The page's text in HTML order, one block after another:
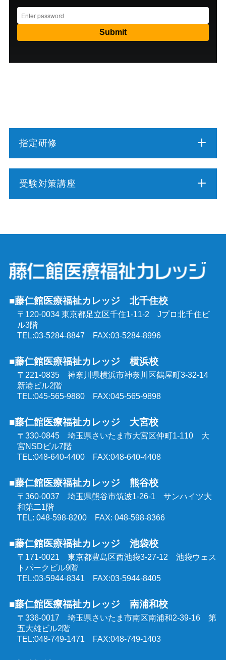
指定研修
介護予防運動指導員養成講座
行動援護従業者養成研修
強度行動障害支援者養成研修
同行援護従業者養成研修
喀痰吸引等研修
医療的ケア教員講習会
埼玉県委託 公共職業訓練
群馬県委託 公共職業訓練
東京都委託 公共職業訓練
受験対策講座
社会福祉士受験対策講座（通学コース）
精神保健福祉士受験対策講座（通学コース）
介護福祉士受験対策講座（オンラインコース）
ケアマネジャー受験対策講座（オンラインコース）
社会福祉士受験対策講座（オンラインコース）
精神保健福祉士受験対策講座（オンラインコース）
■藤仁館医療福祉カレッジ 北千住校
〒120-0034 東京都足立区千住1-11-2 Jプロ北千住ビ
ル3階
TEL:03-5284-8847 FAX:03-5284-8996
■藤仁館医療福祉カレッジ 横浜校
〒221-0835 神奈川県横浜市神奈川区鶴屋町3-32-14
新港ビル2階
TEL:045-565-9880 FAX:045-565-9898
■藤仁館医療福祉カレッジ 大宮校
〒330-0845 埼玉県さいたま市大宮区仲町1-110 大
宮NSDビル7階
TEL:048-640-4400 FAX:048-640-4408
■藤仁館医療福祉カレッジ 熊谷校
〒360-0037 埼玉県熊谷市筑波1-26-1 サンハイツ大
和第二1階
TEL: 048-598-8200 FAX: 048-598-8366
■藤仁館医療福祉カレッジ 池袋校
〒171-0021 東京都豊島区西池袋3-27-12 池袋ウェス
トパークビル9階
TEL:03-5944-8341 FAX:03-5944-8405
■藤仁館医療福祉カレッジ 南浦和校
〒336-0017 埼玉県さいたま市南区南浦和2-39-16 第
五大雄ビル2階
TEL:048-749-1471 FAX:048-749-1403